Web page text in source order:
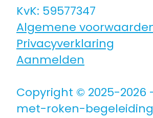
KvK: 59577347
Algemene
Privacyverklaring
Aanmelden
Copyright © 2025-2026
met-roken-begeleiding